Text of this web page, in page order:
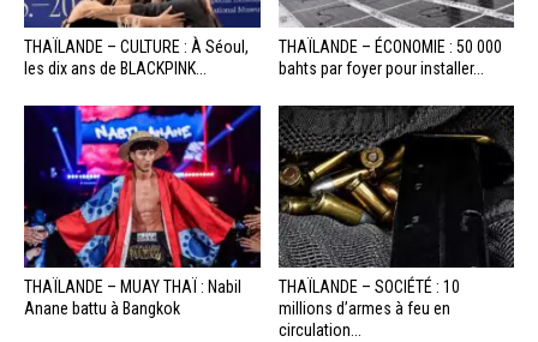
THAÏLANDE – CULTURE : À Séoul,
les dix ans de BLACKPINK...
THAÏLANDE – ÉCONOMIE : 50 000
bahts par foyer pour installer...
THAÏLANDE – MUAY THAÏ : Nabil
Anane battu à Bangkok
THAÏLANDE – SOCIÉTÉ : 10
millions d’armes à feu en
circulation...